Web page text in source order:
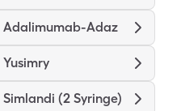
Adalimumab-Adaz
Yusimry
Simlandi (2 Syringe)